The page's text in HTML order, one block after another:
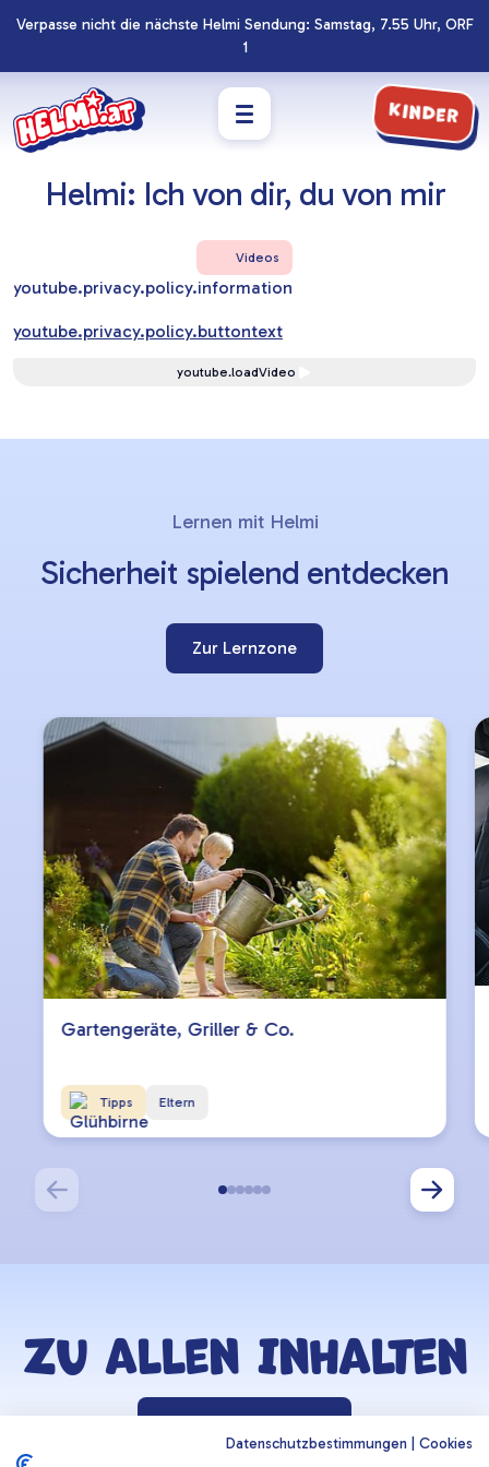
Datenschutzbestimmungen Cookies
Navigation
Zum
Verpasse nicht die nächste Helmi Sendung: Samstag, 7.55 Uhr, ORF
1
Kinder
Helmi: Ich von dir, du von mir
Videos
youtube.privacy.policy.information
youtube.privacy.policy.buttontext
youtube.loadVideo
Lernen mit Helmi
Sicherheit spielend entdecken
Zur Lernzone
Gartengeräte, Griller & Co.
Tipps Eltern
Zu allen Inhalten
Zurück zur Lernzone